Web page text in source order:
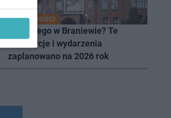
WIADOMOŚCI
Co nowego w Braniewie? Te
inwestycje i wydarzenia
zaplanowano na 2026 rok